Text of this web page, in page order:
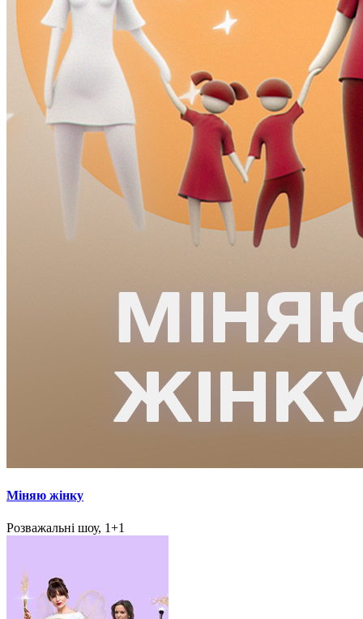
Міняю жінку
Розважальні шоу, 1+1